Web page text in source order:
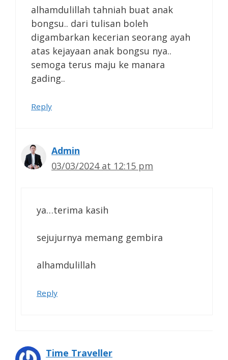
alhamdulillah tahniah buat anak
bongsu.. dari tulisan boleh
digambarkan kecerian seorang ayah
atas kejayaan anak bongsu nya..
semoga terus maju ke manara
gading..
Reply
Admin
03/03/2024 at 12:15 pm
ya…terima kasih
sejujurnya memang gembira
alhamdulillah
Reply
Time Traveller